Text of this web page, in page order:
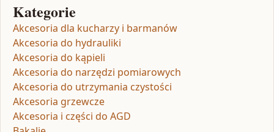
Kategorie
Akcesoria dla kucharzy i barmanów
Akcesoria do hydrauliki
Akcesoria do kąpieli
Akcesoria do narzędzi pomiarowych
Akcesoria do utrzymania czystości
Akcesoria grzewcze
Akcesoria i części do AGD